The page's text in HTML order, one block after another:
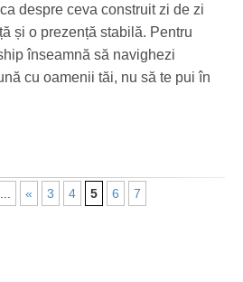
despre ceva construit zi de zi
și o prezență stabilă. Pentru
înseamnă să navighezi
cu oamenii tăi, nu să te pui în
« 3 4 5 6
7